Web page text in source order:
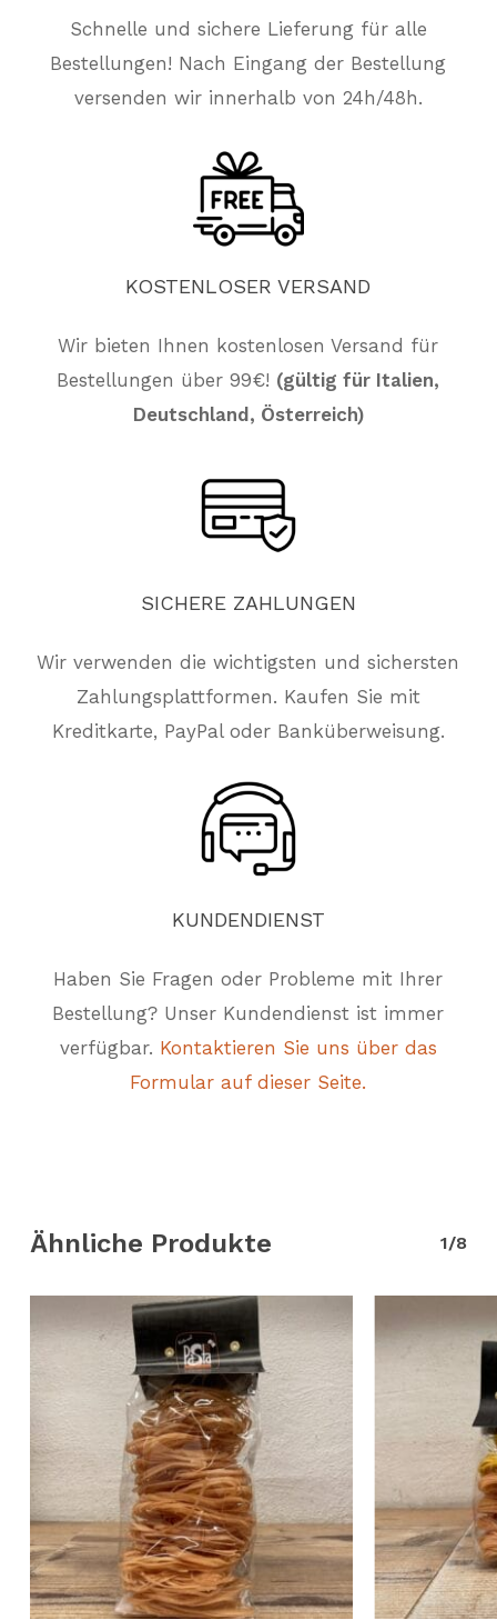
Es befinden sich keine Produkte im
Warenkorb.
Schnelle und sichere Lieferung für alle
Bestellungen! Nach Eingang der Bestellung
versenden wir innerhalb von 24h/48h.
KOSTENLOSER VERSAND
Wir bieten Ihnen kostenlosen Versand für
Bestellungen über 99€! (gültig für Italien,
Deutschland, Österreich)
SICHERE ZAHLUNGEN
Wir verwenden die wichtigsten und sichersten
Zahlungsplattformen. Kaufen Sie mit
Kreditkarte, PayPal oder Banküberweisung.
KUNDENDIENST
Haben Sie Fragen oder Probleme mit Ihrer
Bestellung? Unser Kundendienst ist immer
verfügbar. Kontaktieren Sie uns über das
Formular auf dieser Seite.
Ähnliche Produkte 1/8